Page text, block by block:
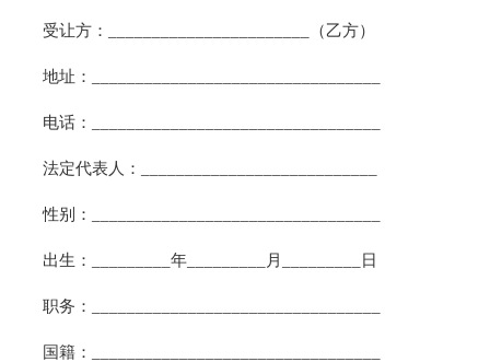
受让方：_______________________（乙方）
地址：_________________________________
电话：_________________________________
法定代表人：___________________________
性别：_________________________________
出生：_________年_________月_________日
职务：_________________________________
国籍：_________________________________